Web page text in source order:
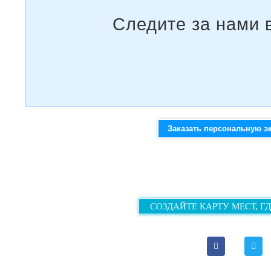
Заказать персональную
СОЗДАЙТЕ КАРТУ МЕСТ,